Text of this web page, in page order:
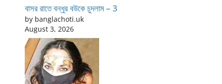
বাসর রাতে বন্ধুর বউকে চুদলাম – 3
by banglachoti.uk
August 3, 2026